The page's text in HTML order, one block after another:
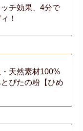
チ効果、4分で
！
天然素材100%
ぴたの粉【ひめ